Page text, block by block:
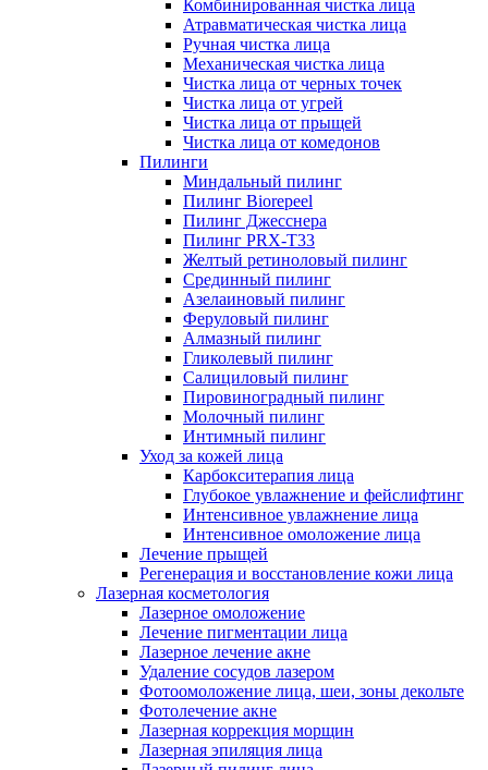
Комбинированная чистка лица
Атравматическая чистка лица
Ручная чистка лица
Механическая чистка лица
Чистка лица от черных точек
Чистка лица от угрей
Чистка лица от прыщей
Чистка лица от комедонов
Пилинги
Миндальный пилинг
Пилинг Biorepeel
Пилинг Джесснера
Пилинг PRX-T33
Желтый ретиноловый пилинг
Срединный пилинг
Азелаиновый пилинг
Феруловый пилинг
Алмазный пилинг
Гликолевый пилинг
Салициловый пилинг
Пировиноградный пилинг
Молочный пилинг
Интимный пилинг
Уход за кожей лица
Карбокситерапия лица
Глубокое увлажнение и фейслифтинг
Интенсивное увлажнение лица
Интенсивное омоложение лица
Лечение прыщей
Регенерация и восстановление кожи лица
Лазерная косметология
Лазерное омоложение
Лечение пигментации лица
Лазерное лечение акне
Удаление сосудов лазером
Фотоомоложение лица, шеи, зоны декольте
Фотолечение акне
Лазерная коррекция морщин
Лазерная эпиляция лица